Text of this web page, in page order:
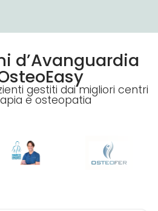
d’Avanguardia
gestiti dai migliori centri
e osteopatia